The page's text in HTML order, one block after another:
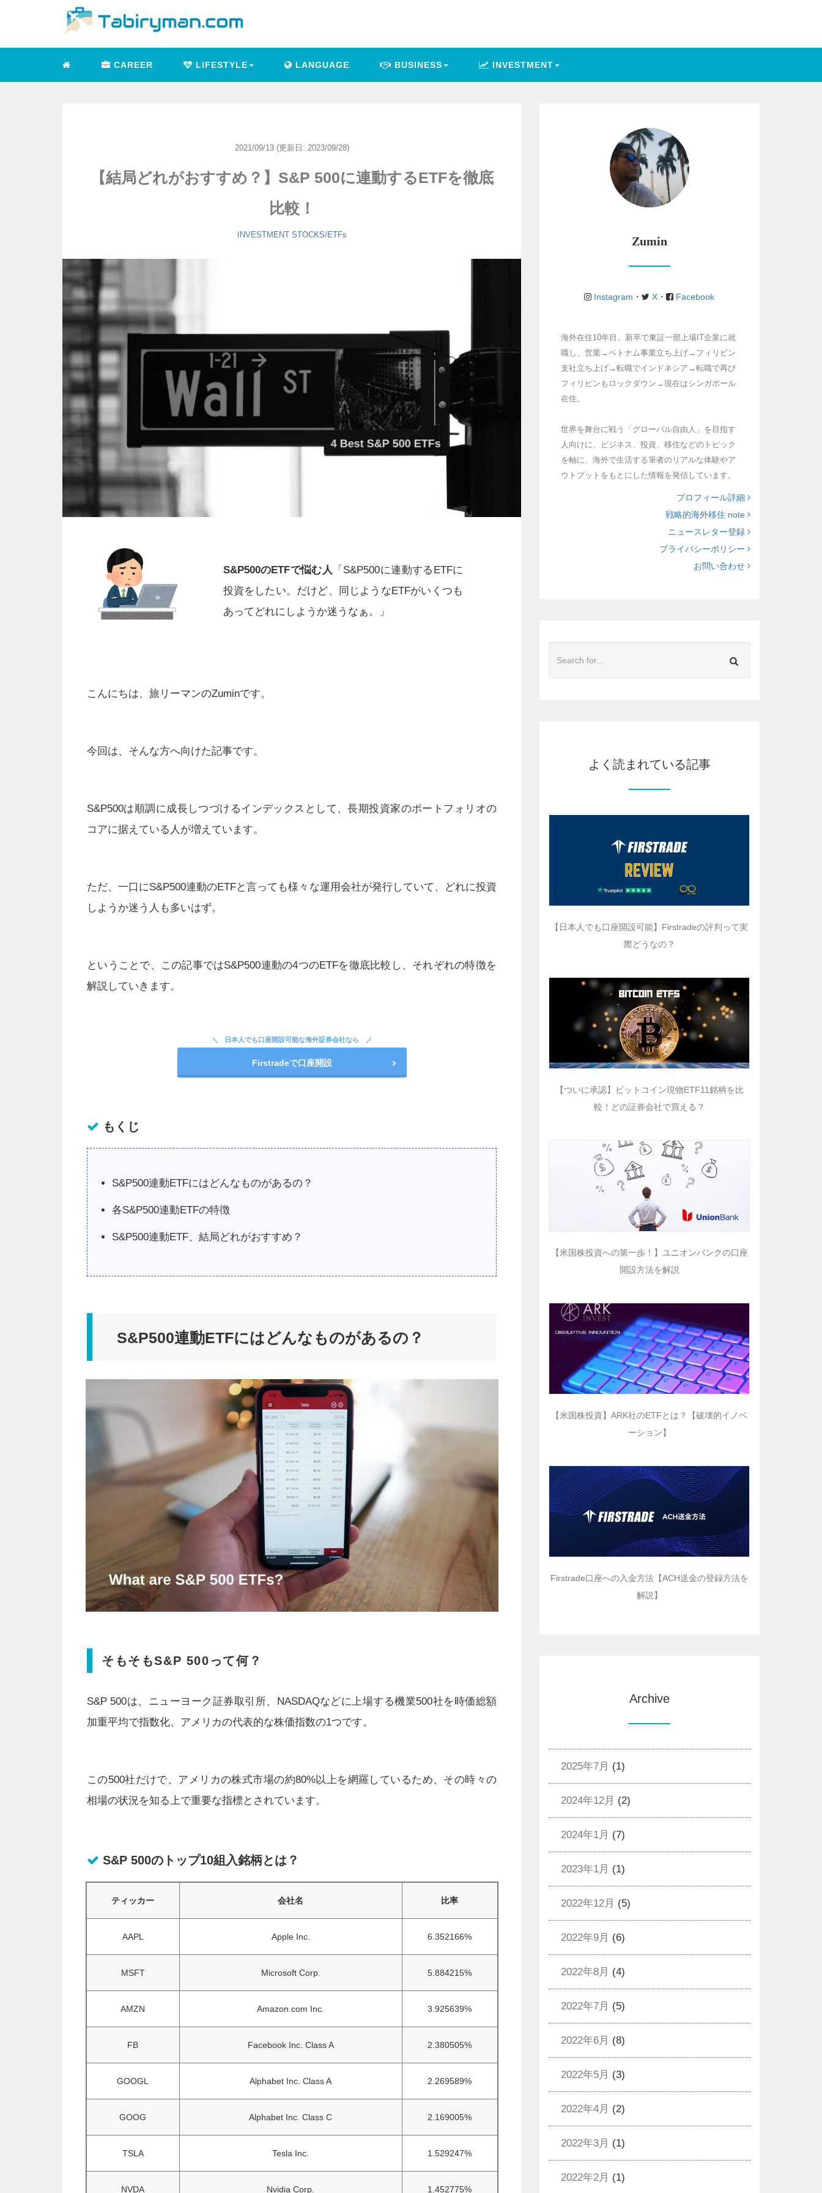
CAREER LIFESTYLE LANGUAGE BUSINESS INVESTMENT
2021/09/13 (更新日: 2023/09/28)
【結局どれがおすすめ？】S&P 500に連動するETFを徹底
比較！
INVESTMENT STOCKS/ETFs
S&P500のETFで悩む人 「S&P500に連動するETFに
投資をしたい。だけど、同じようなETFがいくつも
あってどれにしようか迷うなぁ。」
こんにちは、旅リーマンのZuminです。
今回は、そんな方へ向けた記事です。
S&P500は順調に成長しつづけるインデックスとして、長期投資家のポートフォリオの
コアに据えている人が増えています。
ただ、一口にS&P500連動のETFと言っても様々な運用会社が発行していて、どれに投資
しようか迷う人も多いはず。
ということで、この記事ではS&P500連動の4つのETFを徹底比較し、それぞれの特徴を
解説していきます。
日本人でも口座開設可能な海外証券会社なら
Firstradeで口座開設
もくじ
S&P500連動ETFにはどんなものがあるの？
各S&P500連動ETFの特徴
S&P500連動ETF、結局どれがおすすめ？
S&P500連動ETFにはどんなものがあるの？
そもそもS&P 500って何？
S&P 500は、ニューヨーク証券取引所、NASDAQなどに上場する機業500社を時価総額
加重平均で指数化、アメリカの代表的な株価指数の1つです。
この500社だけで、アメリカの株式市場の約80%以上を網羅しているため、その時々の
相場の状況を知る上で重要な指標とされています。
S&P 500のトップ10組入銘柄とは？
ティッカー 会社名 比率
AAPL Apple Inc. 6.352166%
MSFT Microsoft Corp. 5.884215%
AMZN Amazon.com Inc. 3.925639%
FB Facebook Inc. Class A 2.380505%
GOOGL Alphabet Inc. Class A 2.269589%
GOOG Alphabet Inc. Class C 2.169005%
TSLA Tesla Inc. 1.529247%
NVDA Nvidia Corp. 1.452775%
Zumin
Instagram ・ X ・ Facebook
海外在住10年目。新卒で東証一部上場IT企業に就
職し、営業→ベトナム事業立ち上げ→フィリピン
支社立ち上げ→転職でインドネシア→転職で再び
フィリピンもロックダウン→現在はシンガポール
在住。
世界を舞台に戦う「グローバル自由人」を目指す
人向けに、ビジネス、投資、移住などのトピック
を軸に、海外で生活する筆者のリアルな体験やア
ウトプットをもとにした情報を発信しています。
プロフィール詳細
戦略的海外移住 note
ニュースレター登録
プライバシーポリシー
お問い合わせ
よく読まれている記事
【日本人でも口座開設可能】Firstradeの評判って実
際どうなの？
【ついに承認】ビットコイン現物ETF11銘柄を比
較！どの証券会社で買える？
【米国株投資への第一歩！】ユニオンバンクの口座
開設方法を解説
【米国株投資】ARK社のETFとは？【破壊的イノベ
ーション】
Firstrade口座への入金方法【ACH送金の登録方法を
解説】
Archive
2025年7月 (1)
2024年12月 (2)
2024年1月 (7)
2023年1月 (1)
2022年12月 (5)
2022年9月 (6)
2022年8月 (4)
2022年7月 (5)
2022年6月 (8)
2022年5月 (3)
2022年4月 (2)
2022年3月 (1)
2022年2月 (1)